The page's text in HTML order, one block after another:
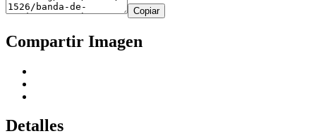
Copiar
Compartir Imagen
Detalles